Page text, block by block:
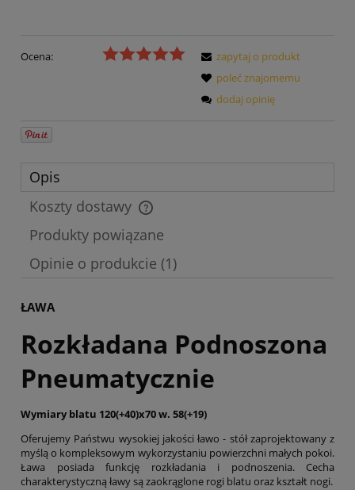
Ocena:
zapytaj o produkt
poleć znajomemu
dodaj opinię
Opis
Koszty dostawy
Cena nie zawiera ewentualnych kosztów płatności
Produkty powiązane
Opinie o produkcie (1)
ŁAWA
Rozkładana Podnoszona
Pneumatycznie
Wymiary blatu 120(+40)x70 w. 58(+19)
Oferujemy Państwu wysokiej jakości ławo - stół zaprojektowany z
myślą o kompleksowym wykorzystaniu powierzchni małych pokoi.
Ława posiada funkcję rozkładania i podnoszenia. Cecha
charakterystyczną ławy są zaokrąglone rogi blatu oraz kształt nogi.